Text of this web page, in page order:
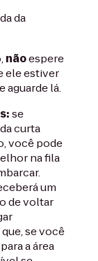
da
nãoespere
ele estiver
aguarde lá.
se
curta
você pode
na fila
um
de voltar
se você
a área